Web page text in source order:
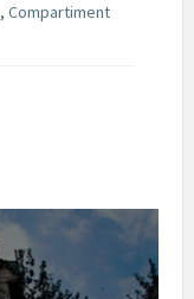
, Compartiment